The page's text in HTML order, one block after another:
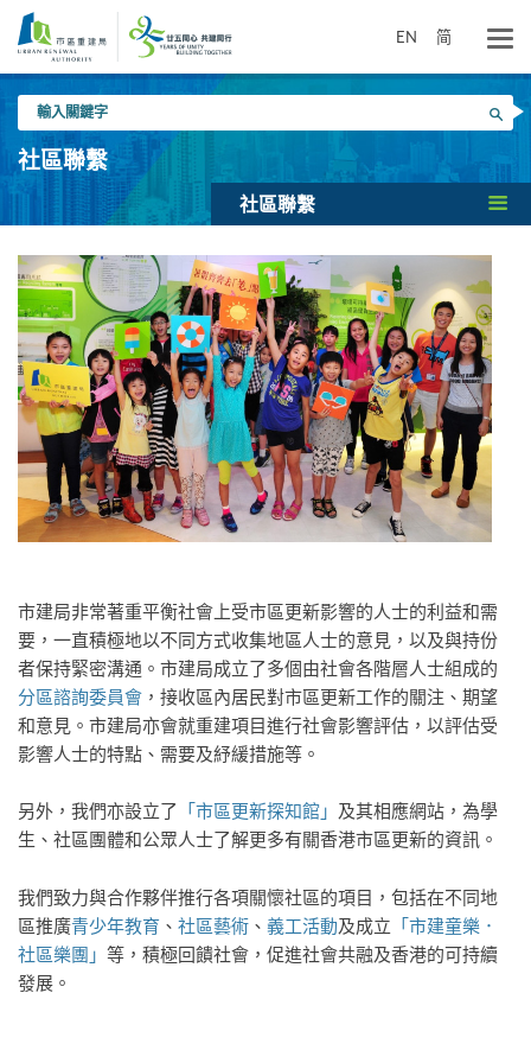
要
EN 简
入
關
鍵
搜尋
社區聯繫
社區聯繫
市建局非常著重平衡社會上受市區更新影響的人士的利益和需
要，一直積極地以不同方式收集地區人士的意見，以及與持份
者保持緊密溝通。市建局成立了多個由社會各階層人士組成的
分區諮詢委員會 ，接收區內居民對市區更新工作的關注、期望
和意見。市建局亦會就重建項目進行社會影響評估，以評估受
影響人士的特點、需要及紓緩措施等。
另外，我們亦設立了 「市區更新探知館」 及其相應網站，為學
生、社區團體和公眾人士了解更多有關香港市區更新的資訊。
我們致力與合作夥伴推行各項關懷社區的項目，包括在不同地
區推廣青少年教育 、 社區藝術 、 義工活動及成立 「市建童樂．
社區樂團」 等，積極回饋社會，促進社會共融及香港的可持續
發展。